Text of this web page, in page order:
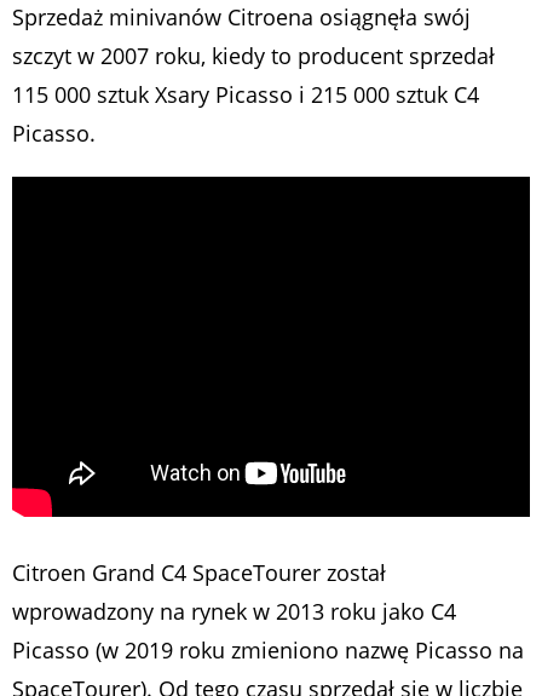
Sprzedaż minivanów Citroena osiągnęła swój
szczyt w 2007 roku, kiedy to producent sprzedał
115 000 sztuk Xsary Picasso i 215 000 sztuk C4
Picasso.
Citroen Grand C4 SpaceTourer został
wprowadzony na rynek w 2013 roku jako C4
Picasso (w 2019 roku zmieniono nazwę Picasso na
SpaceTourer). Od tego czasu sprzedał się w liczbie